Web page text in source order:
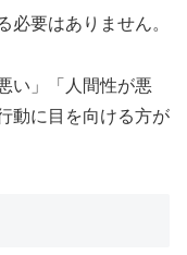
必要はありません。
い」「人間性が悪
動に目を向ける方が